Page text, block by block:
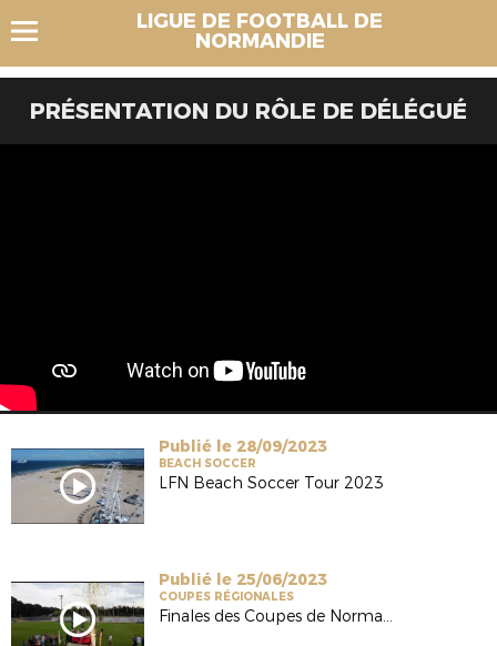
LIGUE DE FOOTBALL DE
NORMANDIE
PRÉSENTATION DU RÔLE DE DÉLÉGUÉ
Publié le 28/09/2023
BEACH SOCCER
LFN Beach Soccer Tour 2023
Publié le 25/06/2023
COUPES RÉGIONALES
Finales des Coupes de Normandie 2023